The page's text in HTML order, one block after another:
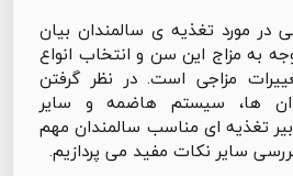
در مورد تغذیه ی سالمندان بیان
به مزاج این سن و انتخاب انواع
مزاجی است. در نظر گرفتن
ها، سیستم هاضمه و سایر
تغذیه ای مناسب سالمندان مهم
سایر نکات مفید می پردازیم.